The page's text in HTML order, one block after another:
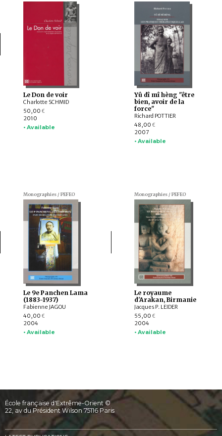
Le Don de voir
Charlotte SCHMID
50,00 €
2010
• Available
Yû dî mî hèng "être
bien, avoir de la
force"
Richard POTTIER
48,00 €
2007
• Available
Monographies / PEFEO
Le 9e Panchen Lama
(1883-1937)
Fabienne JAGOU
40,00 €
2004
• Available
Monographies / PEFEO
Le royaume
d'Arakan, Birmanie
Jacques P. LEIDER
55,00 €
2004
• Available
École française d'Extrême-Orient ©
22, av du Président Wilson 75116 Paris